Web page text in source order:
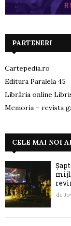
PARTENERI
Cartepedia.ro
Editura Paralela 45
Librăria online
Memoria – revista
CELE MAI NOI
de